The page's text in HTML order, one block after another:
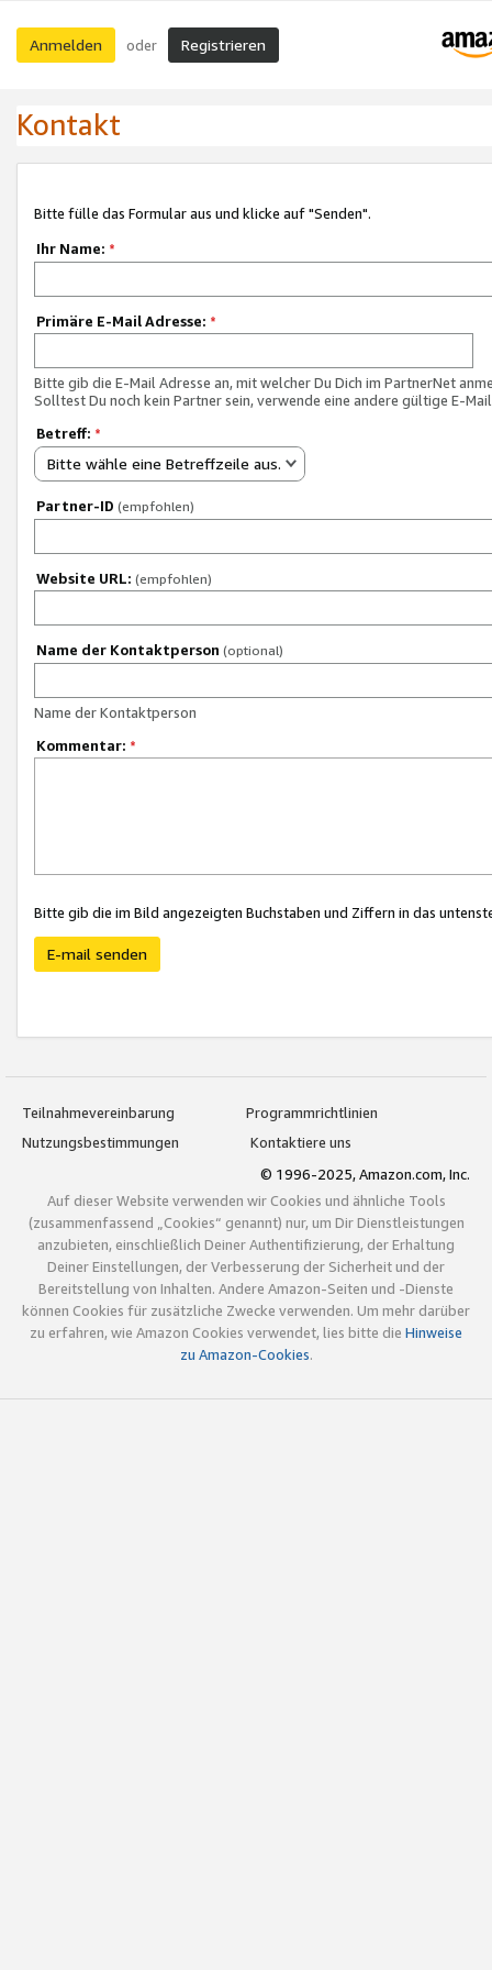
Anmelden oder Registrieren
Kontakt
Bitte fülle das Formular aus und klicke auf "Senden".
Ihr Name: *
Primäre E-Mail Adresse: *
Bitte gib die E-Mail Adresse an, mit welcher Du Dich im PartnerNet
Solltest Du noch kein Partner sein, verwende eine andere gültige E-
Betreff: *
Bitte wähle eine Betreffzeile aus.
Partner-ID (empfohlen)
Website URL: (empfohlen)
Name der Kontaktperson (optional)
Name der Kontaktperson
Kommentar: *
Bitte gib die im Bild angezeigten Buchstaben und Ziffern in das
E-mail senden
Teilnahmevereinbarung
Programmrichtlinien
Nutzungsbestimmungen
Kontaktiere uns
© 1996-2025, Amazon.com, Inc.
Auf dieser Website verwenden wir Cookies und ähnliche Tools
(zusammenfassend „Cookies“ genannt) nur, um Dir Dienstleistungen
anzubieten, einschließlich Deiner Authentifizierung, der Erhaltung
Deiner Einstellungen, der Verbesserung der Sicherheit und der
Bereitstellung von Inhalten. Andere Amazon-Seiten und -Dienste
können Cookies für zusätzliche Zwecke verwenden. Um mehr darüber
zu erfahren, wie Amazon Cookies verwendet, lies bitte die Hinweise
zu Amazon-Cookies.